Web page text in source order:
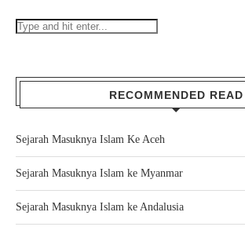
RECOMMENDED READ
Sejarah Masuknya Islam Ke Aceh
Sejarah Masuknya Islam ke Myanmar
Sejarah Masuknya Islam ke Andalusia